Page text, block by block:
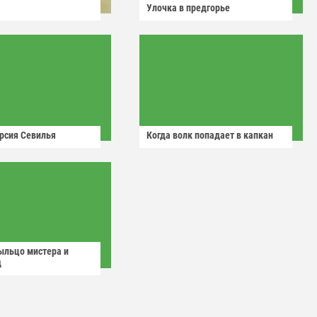
Улочка в предгорье
Севилья Когда волк попадает в капкан
мистера и